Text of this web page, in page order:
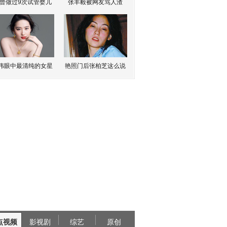
做过9次试管婴儿 张丰毅被网友骂人渣
眼中最清纯的女星 艳照门后张柏芝这么说
视频 影视剧 综艺 原创